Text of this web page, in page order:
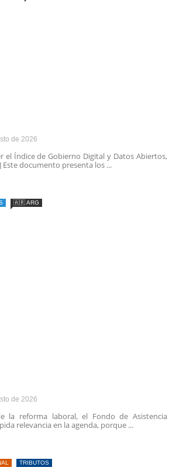
de 2026
el Índice de Gobierno Digital y Datos Abiertos,
documento presenta los ...
🇦🇷 ARG
de 2026
la reforma laboral, el Fondo de Asistencia
relevancia en la agenda, porque ...
TRIBUTOS